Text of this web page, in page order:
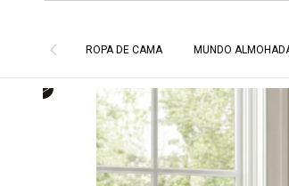
ROPA DE CAMA MUNDO